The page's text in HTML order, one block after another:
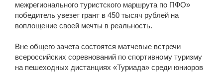
межрегионального туристского маршрута по ПФО»
победитель увезет грант в 450 тысяч рублей на
воплощение своей мечты в реальность.
Вне общего зачета состоятся матчевые встречи
всероссийских соревнований по спортивному туризму
на пешеходных дистанциях «Туриада» среди юниоров